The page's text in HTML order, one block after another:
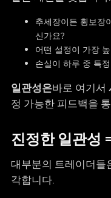
추세장이든 횡보장
신가요?
어떤 설정이 가장
손실이 하루 중 특
일관성은바로 여기서
정 가능한 피드백을
진정한 일관성
대부분의 트레이더들
각합니다.